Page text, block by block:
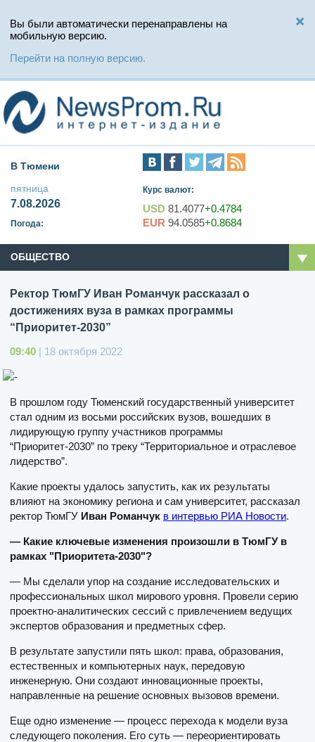
Вы были автоматически перенаправлены на
мобильную версию.
Перейти на полную версию.
В Тюмени
пятница
7.08.2026
Погода:
Курс валют:
USD 81.4077+0.4784
EUR 94.0585+0.8684
ОБЩЕСТВО
Ректор ТюмГУ Иван Романчук рассказал о
достижениях вуза в рамках программы
“Приоритет-2030”
09:40 | 18 октября 2022
В прошлом году Тюменский государственный университет
стал одним из восьми российских вузов, вошедших в
лидирующую группу участников программы
“Приоритет-2030” по треку “Территориальное и отраслевое
лидерство”.
Какие проекты удалось запустить, как их результаты
влияют на экономику региона и сам университет, рассказал
ректор ТюмГУ Иван Романчук в интервью РИА Новости.
— Какие ключевые изменения произошли в ТюмГУ в
рамках "Приоритета-2030"?
— Мы сделали упор на создание исследовательских и
профессиональных школ мирового уровня. Провели серию
проектно-аналитических сессий с привлечением ведущих
экспертов образования и предметных сфер.
В результате запустили пять школ: права, образования,
естественных и компьютерных наук, передовую
инженерную. Они создают инновационные проекты,
направленные на решение основных вызовов времени.
Еще одно изменение — процесс перехода к модели вуза
следующего поколения. Его суть — переориентировать